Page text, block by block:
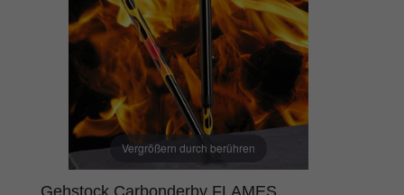
Vergrößern durch berühren
Gehstock Carbonderby FLAMES,